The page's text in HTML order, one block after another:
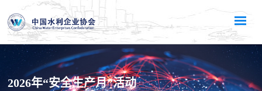
2026年“安全生产月”活动